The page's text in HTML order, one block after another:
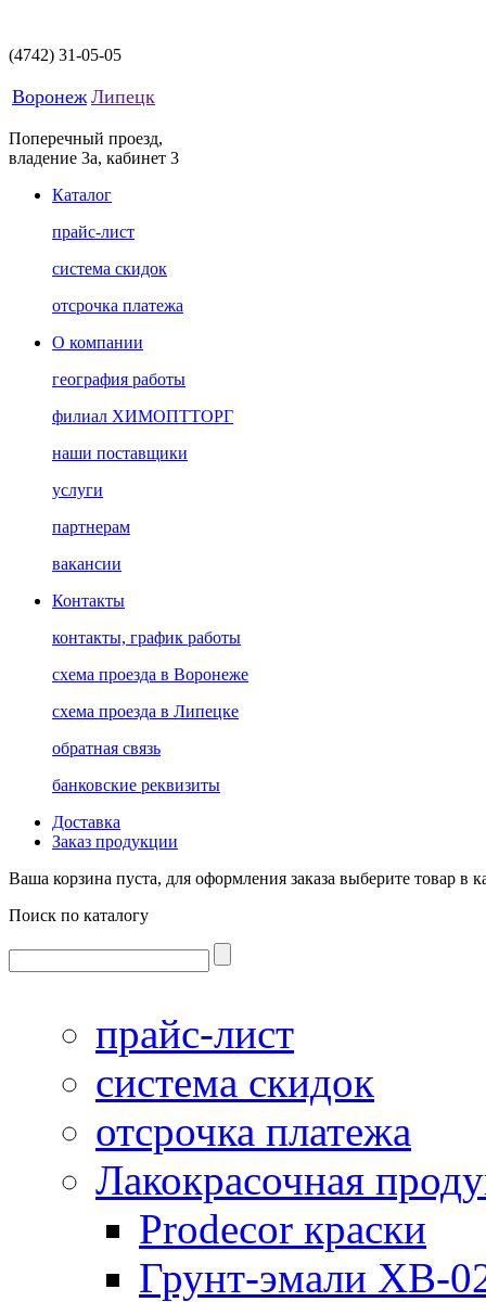
(4742) 31-05-05
Воронеж Липецк
Поперечный проезд,
владение 3а, кабинет 3
Каталог
прайс-лист
система скидок
отсрочка платежа
О компании
география работы
филиал ХИМОПТТОРГ
наши поставщики
услуги
партнерам
вакансии
Контакты
контакты, график работы
схема проезда в Воронеже
схема проезда в Липецке
обратная связь
банковские реквизиты
Доставка
Заказ продукции
Ваша корзина пуста, для оформления заказа выберите товар в
Поиск по каталогу
прайс-лист
система скидок
отсрочка платежа
Лакокрасочная
Prodecor краски
Грунт-эмали ХВ-